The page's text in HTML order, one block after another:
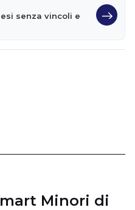
senza vincoli e
Minori di